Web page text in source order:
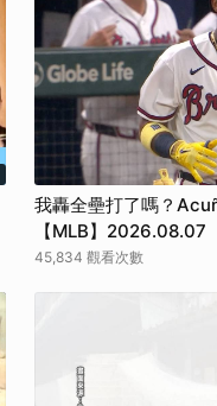
我轟全壘打了嗎？
【MLB】2026.08.07
45,834 觀看次數